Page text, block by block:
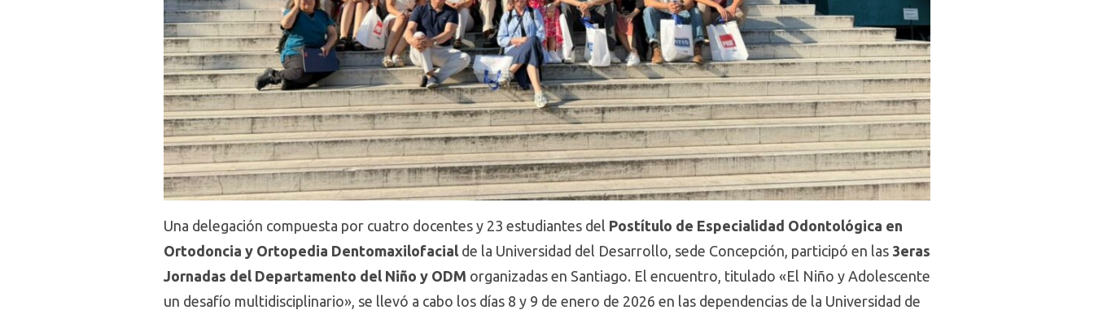
Una delegación compuesta por cuatro docentes y 23 estudiantes del Postítulo de Especialidad Odontológica en
Ortodoncia y Ortopedia Dentomaxilofacial de la Universidad del Desarrollo, sede Concepción, participó en las 3eras
Jornadas del Departamento del Niño y ODM organizadas en Santiago. El encuentro, titulado «El Niño y Adolescente
un desafío multidisciplinario», se llevó a cabo los días 8 y 9 de enero de 2026 en las dependencias de la Universidad de